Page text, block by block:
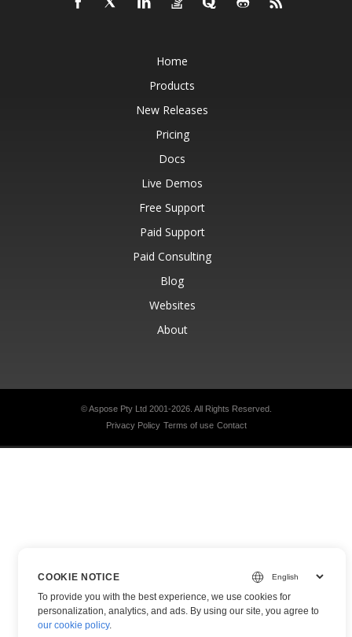
Home
Products
New Releases
Pricing
Docs
Live Demos
Free Support
Paid Support
Paid Consulting
Blog
Websites
About
© Aspose Pty Ltd 2001-2026. All Rights Reserved.
Privacy Policy Terms of use Contact
COOKIE NOTICE
To provide you with the best experience, we use cookies for
personalization, analytics, and ads. By using our site, you agree to
our cookie policy.